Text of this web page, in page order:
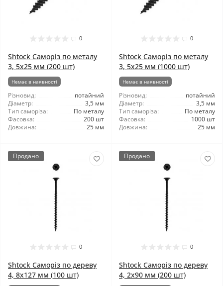
0
Shtock Саморіз по металу
3, 5x25 мм (200 шт)
Немає в наявності
Різновид:
потайний
Діаметр:
3,5 мм
Тип саморіза:
По металу
Фасовка:
200 шт
Довжина:
25 мм
0
Shtock Саморіз по металу
3, 5x25 мм (1000 шт)
Немає в наявності
Різновид:
потайний
Діаметр:
3,5 мм
Тип саморіза:
По металу
Фасовка:
1000 шт
Довжина:
25 мм
Продано
0
Shtock Саморіз по дереву
4, 8x127 мм (100 шт)
Продано
0
Shtock Саморіз по дереву
4, 2x90 мм (200 шт)